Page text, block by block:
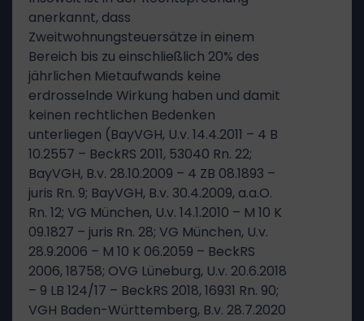
anerkannt, dass
Zweitwohnungsteuersätze in einem
Bereich bis zu einschließlich 20% des
jährlichen Mietaufwands keine
erdrosselnde Wirkung haben und damit
keinen rechtlichen Bedenken
unterliegen (BayVGH, U.v. 14.4.2011 – 4 B
10.2557 – BeckRS 2011, 53040 Rn. 22;
BayVGH, B.v. 28.10.2009 – 4 ZB 08.1893 –
juris Rn. 9; BayVGH, B.v. 30.4.2009, a.a.O.
Rn. 12; VG München, U.v. 14.1.2010 – M 10 K
09.1827 – juris Rn. 28; VG München, U.v.
28.9.2006 – M 10 K 06.2059 – BeckRS
2006, 18758; OVG Lüneburg, U.v. 20.6.2018
– 9 LB 124/17 – BeckRS 2018, 16931 Rn. 90;
VGH Baden-Württemberg, B.v. 28.7.2020